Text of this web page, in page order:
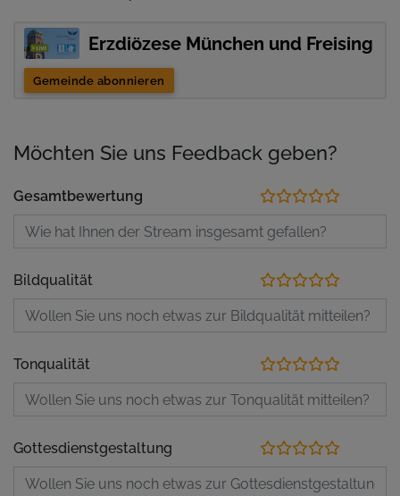
Erzdiözese München und Freising
Gemeinde abonnieren
Möchten Sie uns Feedback geben?
Gesamtbewertung
Bildqualität
Tonqualität
Gottesdienstgestaltung